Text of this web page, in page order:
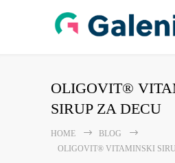
OLIGOVIT®
SIRUP ZA DECU
HOME
BLOG
OLIGOVIT® VITAMINSKI